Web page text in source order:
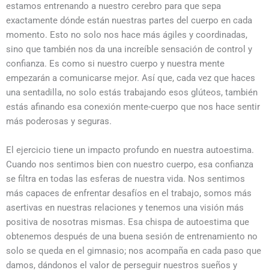
estamos entrenando a nuestro cerebro para que sepa
exactamente dónde están nuestras partes del cuerpo en cada
momento. Esto no solo nos hace más ágiles y coordinadas,
sino que también nos da una increíble sensación de control y
confianza. Es como si nuestro cuerpo y nuestra mente
empezarán a comunicarse mejor. Así que, cada vez que haces
una sentadilla, no solo estás trabajando esos glúteos, también
estás afinando esa conexión mente-cuerpo que nos hace sentir
más poderosas y seguras.
El ejercicio tiene un impacto profundo en nuestra autoestima.
Cuando nos sentimos bien con nuestro cuerpo, esa confianza
se filtra en todas las esferas de nuestra vida. Nos sentimos
más capaces de enfrentar desafíos en el trabajo, somos más
asertivas en nuestras relaciones y tenemos una visión más
positiva de nosotras mismas. Esa chispa de autoestima que
obtenemos después de una buena sesión de entrenamiento no
solo se queda en el gimnasio; nos acompaña en cada paso que
damos, dándonos el valor de perseguir nuestros sueños y